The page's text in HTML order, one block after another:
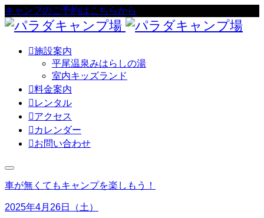
キャンプのご予約はこちらから
施設案内
平尾温泉みはらしの湯
室内キッズランド
料金案内
 レンタル
アクセス
 カレンダー
お問い合わせ
車が無くてもキャンプを楽しもう！
2025年4月26日（土）